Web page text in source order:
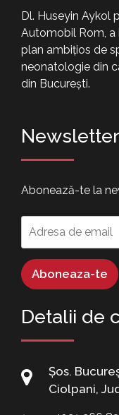
Dl. Huseyin Aykol
Automobil Rom, a
plan ambițios de
neonatologie din
din București.
Newsletter
Abonează-te la
Detalii de
Șos.
Ciolpani,